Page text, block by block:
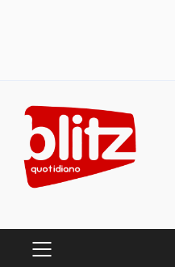
content
PRIMARY